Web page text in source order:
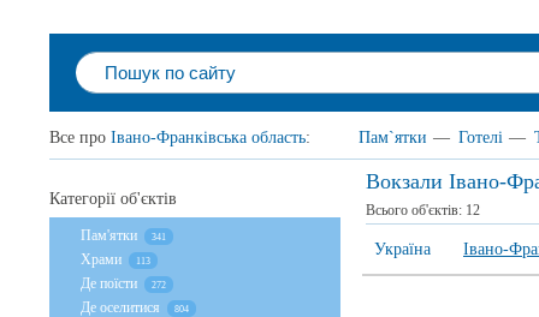
Все про Івано-Франківська область: Пам`ятки — Готелі —
Вокзали Івано-
Всього об'єктів: 12
Україна Івано-
Категорії об'єктів
Пам'ятки 341
Храми 113
Де поїсти 272
Де оселитися 804